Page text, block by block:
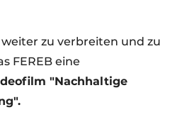
zu verbreiten und zu
FEREB eine
"Nachhaltige